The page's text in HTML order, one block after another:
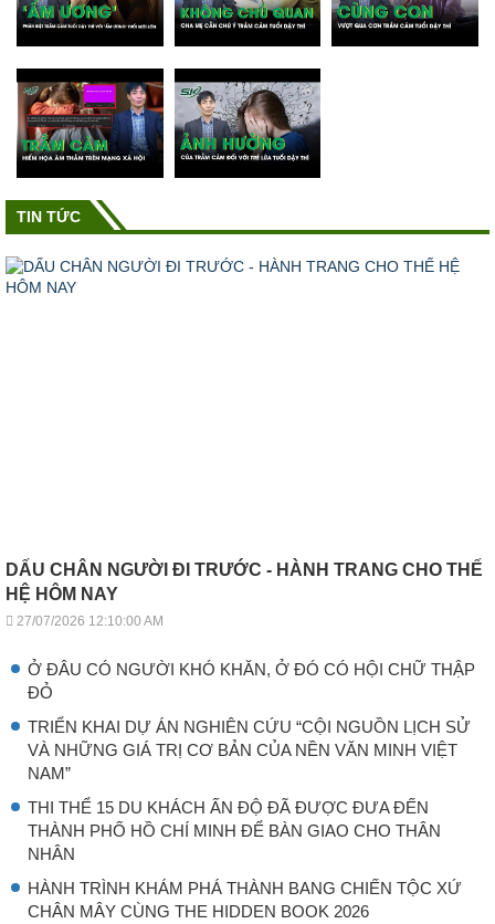
TIN TỨC
DẤU CHÂN NGƯỜI ĐI TRƯỚC - HÀNH TRANG CHO THẾ
HỆ HÔM NAY
27/07/2026 12:10:00 AM
Ở ĐÂU CÓ NGƯỜI KHÓ KHĂN, Ở ĐÓ CÓ HỘI CHỮ THẬP
ĐỎ
TRIỂN KHAI DỰ ÁN NGHIÊN CỨU “CỘI NGUỒN LỊCH SỬ
VÀ NHỮNG GIÁ TRỊ CƠ BẢN CỦA NỀN VĂN MINH VIỆT
NAM”
THI THỂ 15 DU KHÁCH ẤN ĐỘ ĐÃ ĐƯỢC ĐƯA ĐẾN
THÀNH PHỐ HỒ CHÍ MINH ĐỂ BÀN GIAO CHO THÂN
NHÂN
HÀNH TRÌNH KHÁM PHÁ THÀNH BANG CHIẾN TỘC XỨ
CHÂN MÂY CÙNG THE HIDDEN BOOK 2026